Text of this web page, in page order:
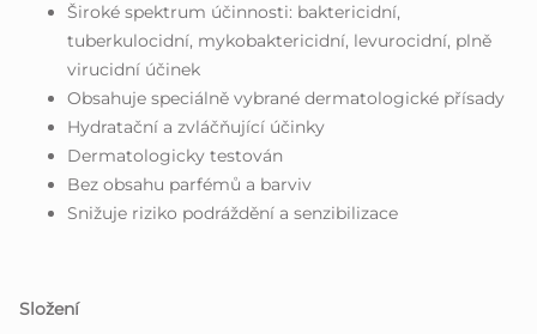
Široké spektrum účinnosti: baktericidní,
tuberkulocidní, mykobaktericidní, levurocidní, plně
virucidní účinek
Obsahuje speciálně vybrané dermatologické přísady
Hydratační a zvláčňující účinky
Dermatologicky testován
Bez obsahu parfémů a barviv
Snižuje riziko podráždění a senzibilizace
Složení